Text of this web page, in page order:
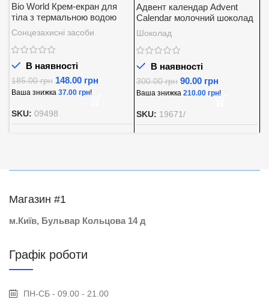
Bio World Крем-екран для
тіла з термальною водою
SPF 30
Сонцезахисні засоби
В наявності
185.00грн 148.00 грн
Ваша знижка 37.00 грн!
SKU: 09498
Адвент календар Advent
Calendar молочний шоколад
із вершковою начинкою
Baron 200 г.
Шоколад
В наявності
300.00грн 90.00 грн
Ваша знижка 210.00 грн!
SKU: 19671/
Магазин #1
м.Київ, Бульвар Кольцова 14 д
Графік роботи
ПН-СБ - 09.00 - 21.00